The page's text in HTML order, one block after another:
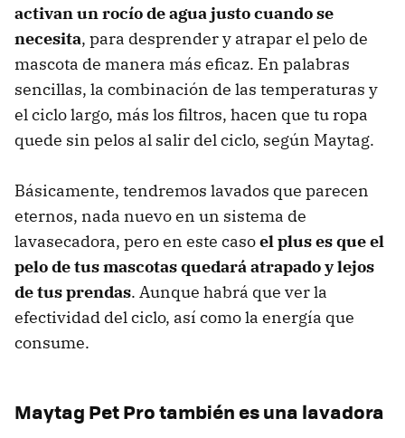
activan un rocío de agua justo cuando se
necesita, para desprender y atrapar el pelo de
mascota de manera más eficaz. En palabras
sencillas, la combinación de las temperaturas y
el ciclo largo, más los filtros, hacen que tu ropa
quede sin pelos al salir del ciclo, según Maytag.
Básicamente, tendremos lavados que parecen
eternos, nada nuevo en un sistema de
lavasecadora, pero en este casoel plus es que el
pelo de tus mascotas quedará atrapado ylejos
de tus prendas. Aunque habrá que ver la
efectividad del ciclo, así como la energía que
consume.
Maytag Pet Pro también es una lavadora